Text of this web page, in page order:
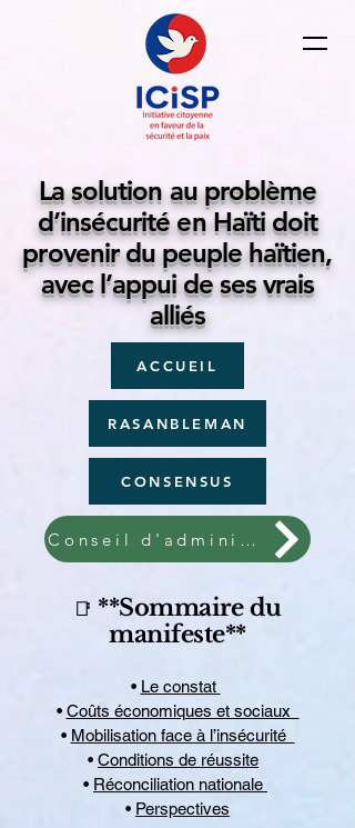
La solution au problème
d’insécurité en Haïti doit
provenir du peuple haïtien,
avec l’appui de ses vrais
alliés
Conseil d'administration
CONSENSUS
ACCUEIL
RASANBLEMAN
📑 **Sommaire du
manifeste**
• Le constat
• Coûts économiques et sociaux
• Mobilisation face à l’insécurité
• Conditions de réussite
• Réconciliation nationale
• Perspectives